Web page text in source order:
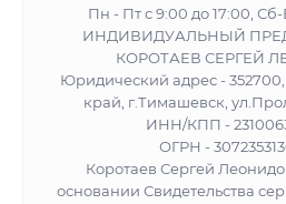
Пн - Пт с 9:00 до 17:00, Сб-
ИНДИВИДУАЛЬНЫЙ
КОРОТАЕВ СЕРГЕЙ
Юридический адрес -
край, г.Тимашевск,
ИНН/КПП -
ОГРН -
Коротаев Сергей
основании Свидетельства